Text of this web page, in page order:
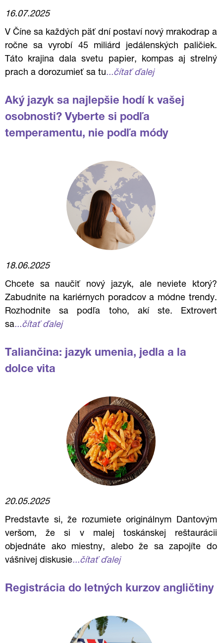
16.07.2025
V Číne sa každých päť dní postaví nový mrakodrap a
ročne sa vyrobí 45 miliárd jedálenských paličiek.
Táto krajina dala svetu papier, kompas aj strelný
prach a dorozumieť sa tu...čítať ďalej
Aký jazyk sa najlepšie hodí k vašej
osobnosti? Vyberte si podľa
temperamentu, nie podľa módy
18.06.2025
Chcete sa naučiť nový jazyk, ale neviete ktorý?
Zabudnite na kariérnych poradcov a módne trendy.
Rozhodnite sa podľa toho, akí ste. Extrovert
sa...čítať ďalej
Taliančina: jazyk umenia, jedla a la
dolce vita
20.05.2025
Predstavte si, že rozumiete originálnym Dantovým
veršom, že si v malej toskánskej reštaurácii
objednáte ako miestny, alebo že sa zapojíte do
vášnivej diskusie...čítať ďalej
Registrácia do letných kurzov angličtiny